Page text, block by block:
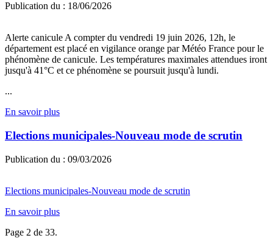
Publication du : 18/06/2026
Alerte canicule A compter du vendredi 19 juin 2026, 12h, le
département est placé en vigilance orange par Météo France pour le
phénomène de canicule. Les températures maximales attendues iront
jusqu'à 41°C et ce phénomène se poursuit jusqu'à lundi.
...
En savoir plus
Elections municipales-Nouveau mode de scrutin
Publication du : 09/03/2026
Elections municipales-Nouveau mode de scrutin
En savoir plus
Page 2 de 33.